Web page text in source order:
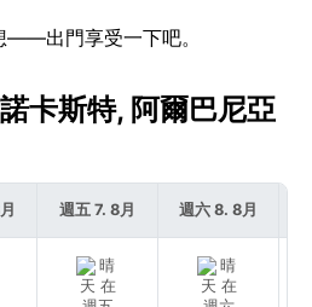
——出門享受一下吧。
卡斯特, 阿爾巴尼亞
週五 7. 8月 週六 8. 8月